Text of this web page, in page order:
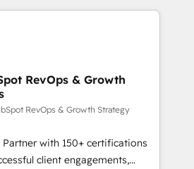
travaillons avec des ETI
digitale et des
et de méthodologie RevOps
marketing, commerciales et
synchronisation API,
les visiteurs en
de
RevOps & Growth
RevOps & Growth Strategy
with 150+ certifications
client engagements,